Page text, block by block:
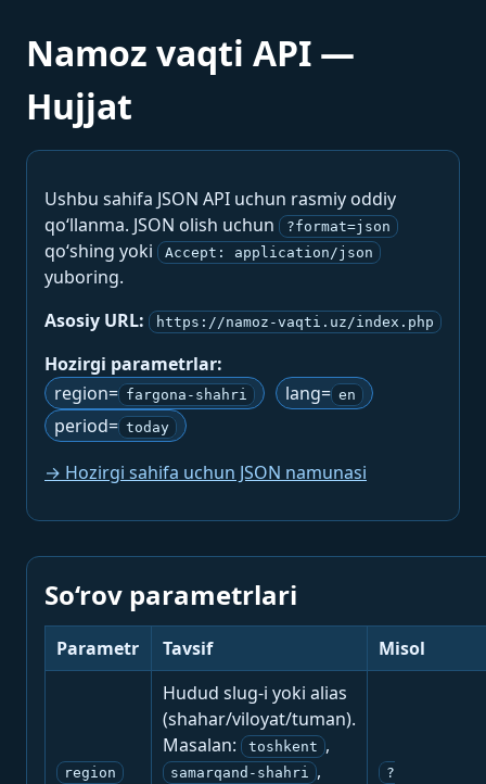
Namoz vaqti API —
Hujjat
Ushbu sahifa JSON API uchun rasmiy oddiy
qo‘llanma. JSON olish uchun
?format=json
qo‘shing yoki Accept: application/json
yuboring.
Asosiy URL:
https://namoz-vaqti.uz/index.php
Hozirgi parametrlar:
region= fargona-shahri lang= en
period= today
→ Hozirgi sahifa uchun JSON namunasi
So‘rov parametrlari
Parametr Tavsif Misol
region
Hudud slug-i yoki alias
(shahar/viloyat/tuman).
Masalan:
toshkent ,
samarqand-shahri ,
?